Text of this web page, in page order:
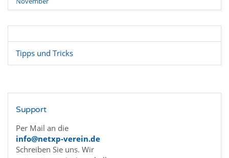
Tipps und Tricks
Support
Per Mail an die
info@netxp-verein.de
Schreiben Sie uns. Wir